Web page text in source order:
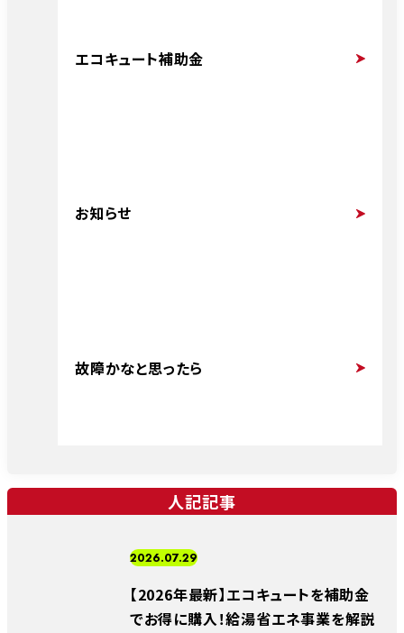
エコキュート補助金
お知らせ
故障かなと思ったら
人記記事
2026.07.29
【2026年最新】エコキュートを補助金
でお得に購入！給湯省エネ事業を解説